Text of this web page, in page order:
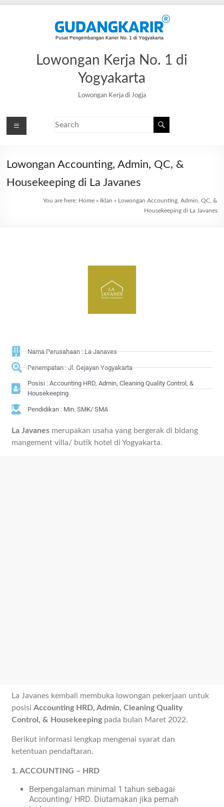
Lowongan Kerja No. 1 di
Yogyakarta
Lowongan Kerja di Jogja
Lowongan Accounting, Admin, QC, &
Housekeeping di La Javanes
You are here: Home» Iklan » Lowongan Accounting, Admin, QC, &
Housekeeping di La Javanes
Nama Perusahaan : La Janaves
Penempatan : Jl. Gejayan Yogyakarta
Posisi : Accounting HRD, Admin, Cleaning Quality Control, &
Housekeeping
Pendidikan : Min. SMK/ SMA
La Javanes merupakan usaha yang bergerak di bidang
mangement villa/ butik hotel di Yogyakarta.
La Javanes kembali membuka lowongan pekerjaan untuk
posisiAccounting HRD, Admin, Cleaning Quality
Control, & Housekeeping pada bulan Maret 2022.
Berikut informasi lengkap mengenai syarat dan
ketentuan pendaftaran.
1. ACCOUNTING – HRD
Berpengalaman minimal 1 tahun sebagai
Accounting/ HRD. Diutamakan jika pernah